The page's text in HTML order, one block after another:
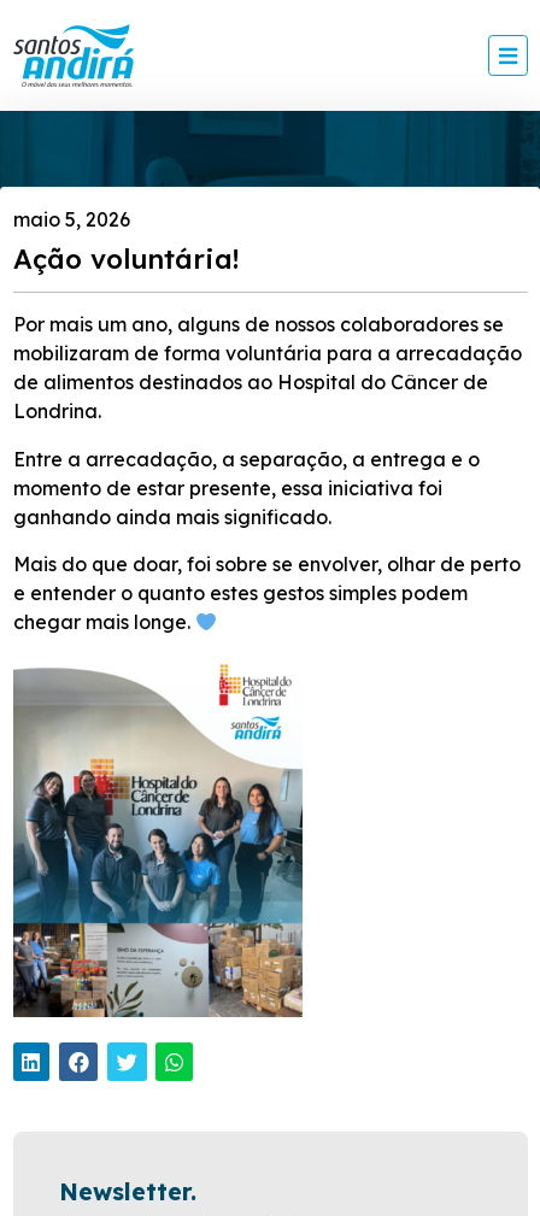
maio 5, 2026
Ação voluntária!
Por mais um ano, alguns de nossos colaboradores se
mobilizaram de forma voluntária para a arrecadação
de alimentos destinados ao Hospital do Câncer de
Londrina.
Entre a arrecadação, a separação, a entrega e o
momento de estar presente, essa iniciativa foi
ganhando ainda mais significado.
Mais do que doar, foi sobre se envolver, olhar de perto
e entender o quanto estes gestos simples podem
chegar mais longe.
Newsletter.